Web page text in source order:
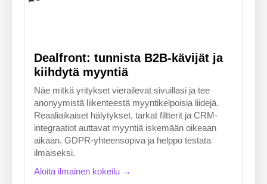
Dealfront: tunnista B2B-kävijät ja
kiihdytä myyntiä
Näe mitkä yritykset vierailevat sivuillasi ja tee
anonyymistä liikenteestä myyntikelpoisia liidejä.
Reaaliaikaiset hälytykset, tarkat filtterit ja CRM-
integraatiot auttavat myyntiä iskemään oikeaan
aikaan. GDPR-yhteensopiva ja helppo testata
ilmaiseksi.
Aloita ilmainen kokeilu →